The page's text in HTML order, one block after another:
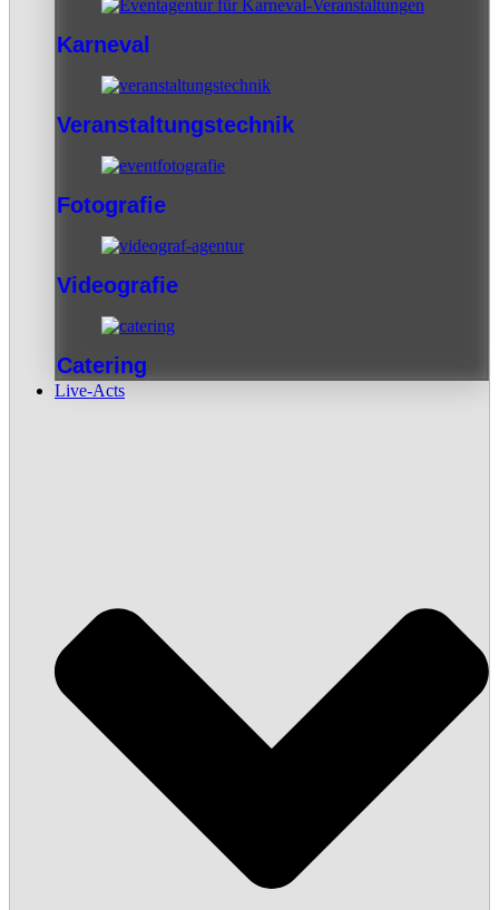
Karneval
Veranstaltungstechnik
Fotografie
Videografie
Catering
Live-Acts